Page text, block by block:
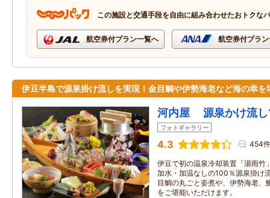
この施設と交通手段を自由に組み合わせたおトクな
航空券付プラン一覧へ 航空券付プラ
伊豆半島で源泉掛け流しを実現！金目鯛や伊勢海老など海の幸を
河内屋 源泉かけ流し
フォトギャラリー
4.3 454件
伊豆で初の温泉冷却装置「湯雨竹
加水・加温なしの100％源泉掛け
目鯛の丸ごと姿煮や、伊勢海老、
をご堪能いただけます。